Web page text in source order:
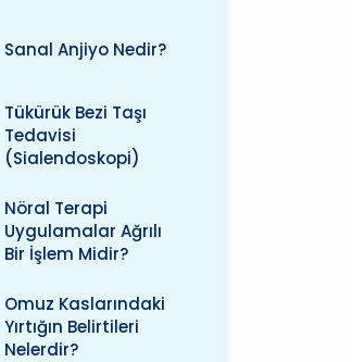
Sanal Anjiyo Nedir?
Tükürük Bezi Taşı
Tedavisi
(Sialendoskopi)
Nöral Terapi
Uygulamalar Ağrılı
Bir İşlem Midir?
Omuz Kaslarındaki
Yırtığın Belirtileri
Nelerdir?